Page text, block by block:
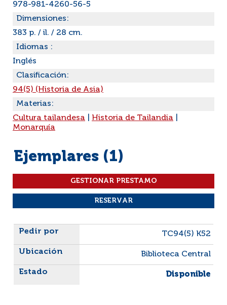
978-981-4260-56-5
Dimensiones:
383 p. / il. / 28 cm.
Idiomas :
Inglés
Clasificación:
94(5) (Historia de Asia)
Materias:
Cultura tailandesa
Historia de Tailandia
Monarquía
Ejemplares (1)
Liste des exemplaires
TC94(5) K52
Biblioteca Central
Disponible